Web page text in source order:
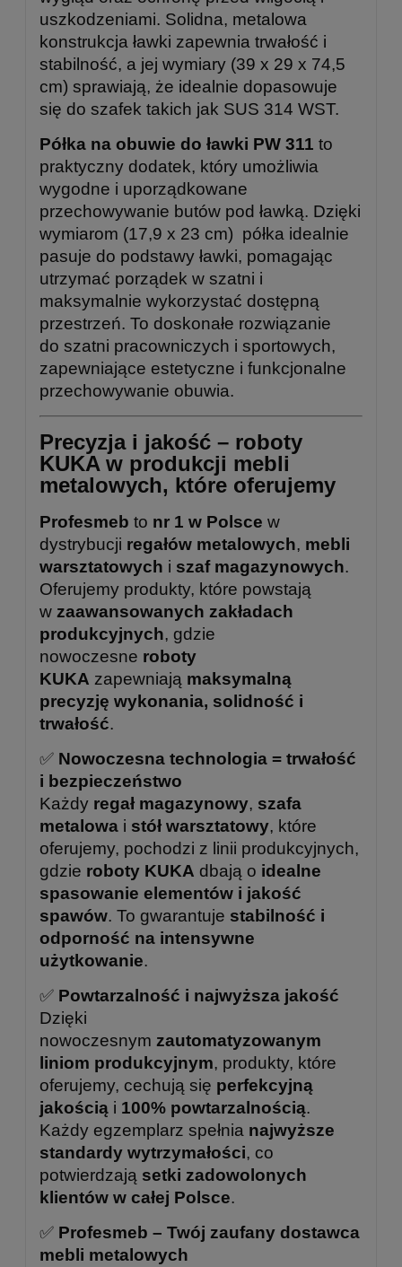
uszkodzeniami. Solidna, metalowa
konstrukcja ławki zapewnia trwałość i
stabilność, a jej wymiary (39 x 29 x 74,5
cm) sprawiają, że idealnie dopasowuje
się do szafek takich jak SUS 314 WST.
Półka na obuwie do ławki PW 311 to
praktyczny dodatek, który umożliwia
wygodne i uporządkowane
przechowywanie butów pod ławką. Dzięki
wymiarom (17,9 x 23 cm) półka idealnie
pasuje do podstawy ławki, pomagając
utrzymać porządek w szatni i
maksymalnie wykorzystać dostępną
przestrzeń. To doskonałe rozwiązanie
do szatni pracowniczych i sportowych,
zapewniające estetyczne i funkcjonalne
przechowywanie obuwia.
Precyzja i jakość – roboty
KUKA w produkcji mebli
metalowych, które oferujemy
Profesmeb to nr 1 w Polsce w
dystrybucji regałów metalowych, mebli
warsztatowych i szaf magazynowych.
Oferujemy produkty, które powstają
w zaawansowanych zakładach
produkcyjnych, gdzie
nowoczesne roboty
KUKA zapewniają maksymalną
precyzję wykonania, solidność i
trwałość.
✅ Nowoczesna technologia = trwałość
i bezpieczeństwo
Każdy regał magazynowy, szafa
metalowa i stół warsztatowy, które
oferujemy, pochodzi z linii produkcyjnych,
gdzie roboty KUKA dbają o idealne
spasowanie elementów i jakość
spawów. To gwarantuje stabilność i
odporność na intensywne
użytkowanie.
✅ Powtarzalność i najwyższa jakość
Dzięki
nowoczesnym zautomatyzowanym
liniom produkcyjnym, produkty, które
oferujemy, cechują się perfekcyjną
jakością i 100% powtarzalnością.
Każdy egzemplarz spełnia najwyższe
standardy wytrzymałości, co
potwierdzają setki zadowolonych
klientów w całej Polsce.
✅ Profesmeb – Twój zaufany dostawca
mebli metalowych